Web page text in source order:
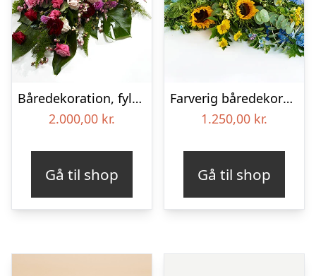
Båredekoration, fyldig – Blomster til begravelse
2.000,00 kr.
Gå til shop
Farverig båredekoration i gul og blå – Blomster til begravelse
1.250,00 kr.
Gå til shop